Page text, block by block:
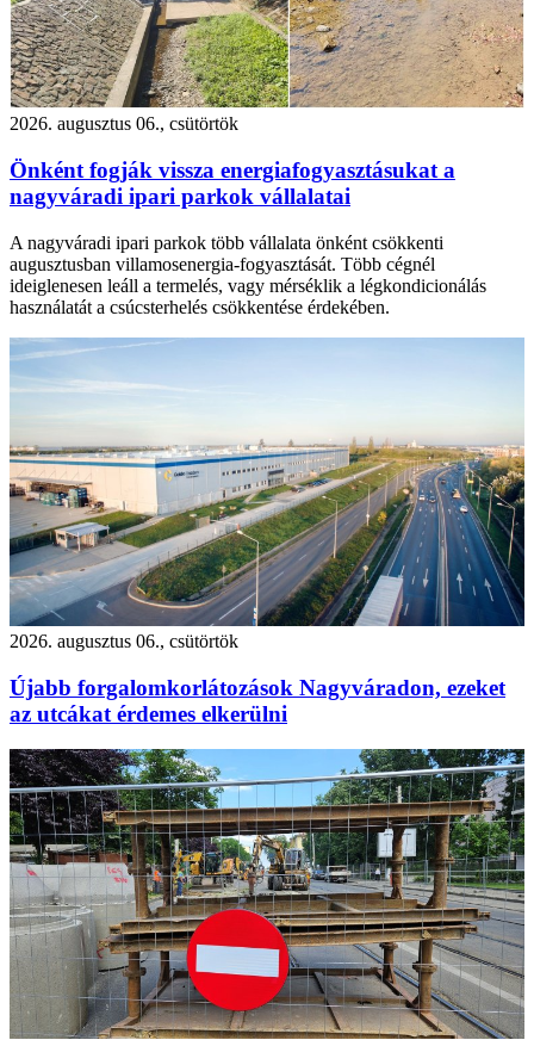
2026. augusztus 06., csütörtök
Önként fogják vissza energiafogyasztásukat a
nagyváradi ipari parkok vállalatai
A nagyváradi ipari parkok több vállalata önként csökkenti
augusztusban villamosenergia-fogyasztását. Több cégnél
ideiglenesen leáll a termelés, vagy mérséklik a légkondicionálás
használatát a csúcsterhelés csökkentése érdekében.
2026. augusztus 06., csütörtök
Újabb forgalomkorlátozások Nagyváradon, ezeket
az utcákat érdemes elkerülni